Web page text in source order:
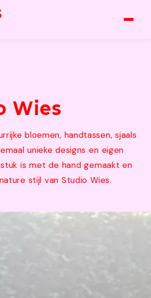
Wies
bloemen, handtassen, sjaals
unieke designs en eigen
is met de hand gemaakt en
stijl van Studio Wies.